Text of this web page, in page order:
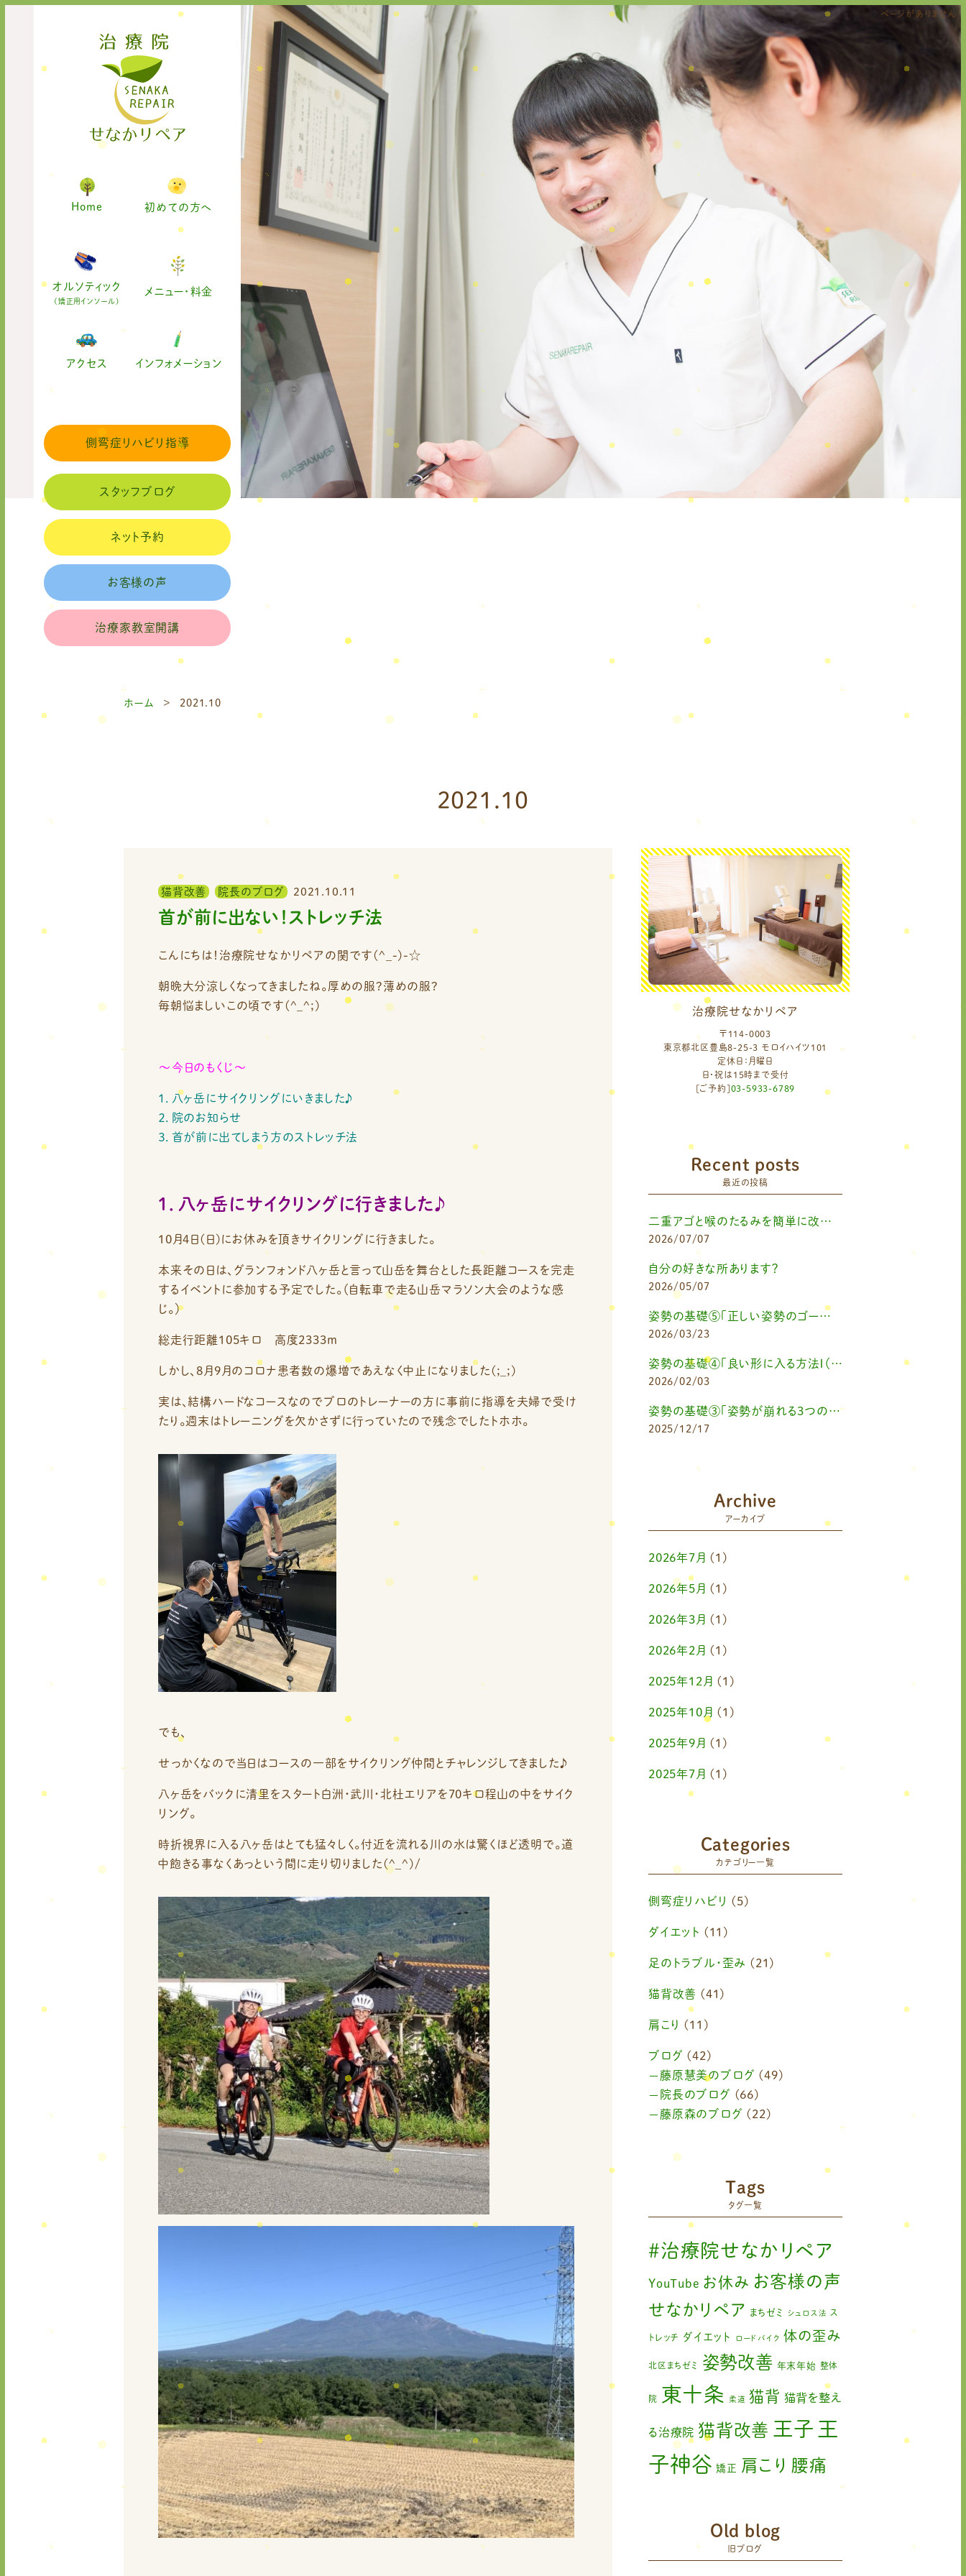
ページがありません
Home 初めての方へ
オルソティック
(矯正用インソール)
メニュー・料金
アクセス インフォメーション
側弯症リハビリ指導
スタッフブログ
ネット予約
お客様の声
治療家教室開講
ホーム 2021.10
2021.10
猫背改善 院長のブログ 2021.10.11
首が前に出ない！ストレッチ法
こんにちは！治療院せなかリペアの関です(^_-)-☆
朝晩大分涼しくなってきましたね。厚めの服?薄めの服?
毎朝悩ましいこの頃です(^_^;)
～今日のもくじ～
１．八ヶ岳にサイクリングにいきました♪
２．院のお知らせ
３．首が前に出てしまう方のストレッチ法
１．八ヶ岳にサイクリングに行きました♪
10月4日(日)にお休みを頂きサイクリングに行きました。
本来その日は、グランフォンド八ヶ岳と言って山岳を舞台とした長距離コースを完走
するイベントに参加する予定でした。（自転車で走る山岳マラソン大会のような感
じ。）
総走行距離105キロ 高度2333ｍ
しかし、8月9月のコロナ患者数の爆増であえなく中止になりました(;_;)
実は、結構ハードなコースなのでプロのトレーナーの方に事前に指導を夫婦で受け
たり。週末はトレーニングを欠かさずに行っていたので残念でしたトホホ。
でも、
せっかくなので当日はコースの一部をサイクリング仲間とチャレンジしてきました♪
八ヶ岳をバックに清里をスタート白洲・武川・北杜エリアを70キロ程山の中をサイク
リング。
時折視界に入る八ヶ岳はとても猛々しく。付近を流れる川の水は驚くほど透明で。道
中飽きる事なくあっという間に走り切りました(^_^)/
治療院せなかリペア
〒114-0003
東京都北区豊島8-25-3 モロイハイツ101
定休日：月曜日
日・祝は15時まで受付
[ご予約] 03-5933-6789
Recent posts
最近の投稿
二重アゴと喉のたるみを簡単に改善したいなら
2026/07/07
自分の好きな所あります？
2026/05/07
姿勢の基礎⑤「正しい姿勢のゴールを知る（正しい姿勢とは？）」
2026/03/23
姿勢の基礎④「良い形に入る方法Ⅰ（せなリペストレッチ）」
2026/02/03
姿勢の基礎③「姿勢が崩れる3つの原因とは？」
2025/12/17
Archive
アーカイブ
2026年7月 (1)
2026年5月 (1)
2026年3月 (1)
2026年2月 (1)
2025年12月 (1)
2025年10月 (1)
2025年9月 (1)
2025年7月 (1)
2025年4月(1)
2025年2月 (1)
2025年1月 (1)
2024年11月(1)
2024年10月 (1)
2024年8月 (1)
2024年6月(1)
2024年4月(1)
2024年3月(2)
2024年2月(1)
2023年5月
2023年2月 (1)
2023年1月(2)
2022年11月(1)
2022年10月(1)
2022年9月(1)
2022年6月
Categories
カテゴリー一覧
側弯症リハビリ (5)
ダイエット (11)
足のトラブル・歪み (21)
猫背改善 (41)
肩こり (11)
ブログ (42)
藤原慧美のブログ (49)
院長のブログ (66)
藤原森のブログ (22)
Tags
タグ一覧
#治療院せなかリペア
YouTube お休み お客様の声
せなかリペア まちゼミ シュロス法 ス
トレッチ ダイエット ロードバイク 体の歪み
北区まちゼミ 姿勢改善 年末年始 整体
院 東十条 柔道 猫背 猫背を整え
る治療院 猫背改善 王子 王
子神谷 矯正 肩こり 腰痛
赤羽 足の歪み改善
＃せなかリペア
Old blog
旧ブログ